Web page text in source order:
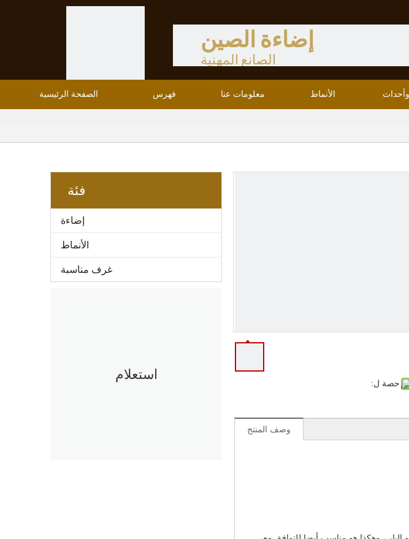
إضاءة الصين
الصانع المهنية
وأحداث الأنماط معلومات عنا فهرس الصفحة الرئيسية
فئة
إضاءة
الأنماط
غرف مناسبة
استعلام
حصة ل:
وصف المنتج